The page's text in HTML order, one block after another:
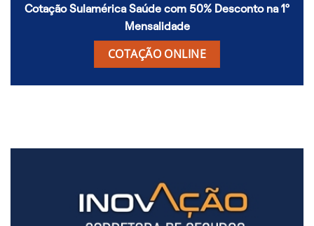
Cotação Sulamérica Saúde com 50% Desconto na 1º
Mensalidade
COTAÇÃO ONLINE